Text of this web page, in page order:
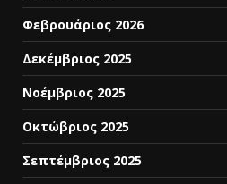
Φεβρουάριος 2026
Δεκέμβριος 2025
Νοέμβριος 2025
Οκτώβριος 2025
Σεπτέμβριος 2025